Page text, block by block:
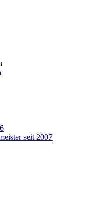
seit 2007